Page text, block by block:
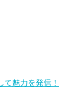
魅力を発信！